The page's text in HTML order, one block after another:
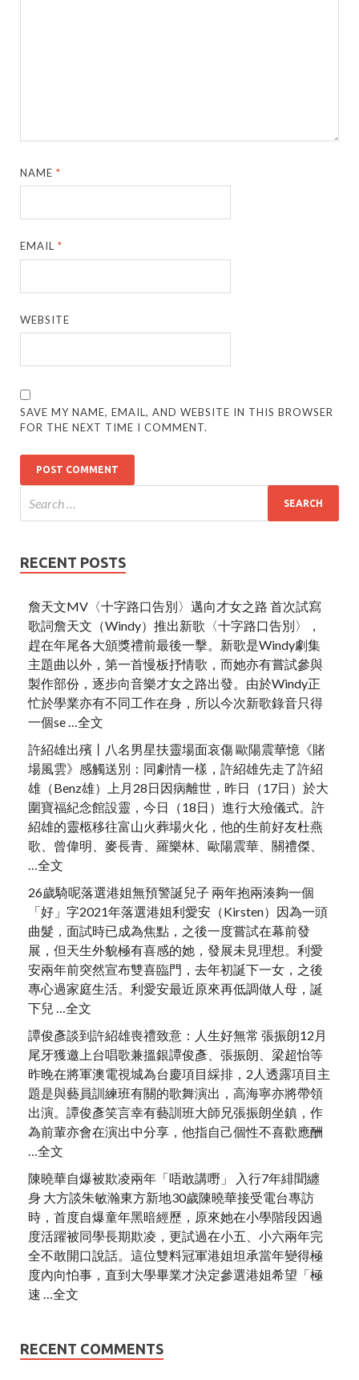
NAME*
EMAIL*
WEBSITE
SAVE MY NAME, EMAIL, AND WEBSITE IN THIS BROWSER
FOR THE NEXT TIME I COMMENT.
RECENT POSTS
詹天文MV〈十字路口告別〉邁向才女之路 首次試寫
歌詞詹天文（Windy）推出新歌〈十字路口告別〉，
趕在年尾各大頒獎禮前最後一擊。新歌是Windy劇集
主題曲以外，第一首慢板抒情歌，而她亦有嘗試參與
製作部份，逐步向音樂才女之路出發。由於Windy正
忙於學業亦有不同工作在身，所以今次新歌錄音只得
一個se …全文
許紹雄出殯丨八名男星扶靈場面哀傷 歐陽震華憶《賭
場風雲》感觸送別：同劇情一樣，許紹雄先走了許紹
雄（Benz雄）上月28日因病離世，昨日（17日）於大
圍寶福紀念館設靈，今日（18日）進行大殮儀式。許
紹雄的靈柩移往富山火葬場火化，他的生前好友杜燕
歌、曾偉明、麥長青、羅樂林、歐陽震華、關禮傑、
…全文
26歲騎呢落選港姐無預警誕兒子 兩年抱兩湊夠一個
「好」字2021年落選港姐利愛安（Kirsten）因為一頭
曲髮，面試時已成為焦點，之後一度嘗試在幕前發
展，但天生外貌極有喜感的她，發展未見理想。利愛
安兩年前突然宣布雙喜臨門，去年初誕下一女，之後
專心過家庭生活。利愛安最近原來再低調做人母，誕
下兒 …全文
譚俊彥談到許紹雄喪禮致意：人生好無常 張振朗12月
尾牙獲邀上台唱歌兼搵銀譚俊彥、張振朗、梁超怡等
昨晚在將軍澳電視城為台慶項目綵排，2人透露項目主
題是與藝員訓練班有關的歌舞演出，高海寧亦將帶領
出演。譚俊彥笑言幸有藝訓班大師兄張振朗坐鎮，作
為前輩亦會在演出中分享，他指自己個性不喜歡應酬
…全文
陳曉華自爆被欺凌兩年「唔敢講嘢」 入行7年緋聞纏
身 大方談朱敏瀚東方新地30歲陳曉華接受電台專訪
時，首度自爆童年黑暗經歷，原來她在小學階段因過
度活躍被同學長期欺凌，更試過在小五、小六兩年完
全不敢開口說話。這位雙料冠軍港姐坦承當年變得極
度內向怕事，直到大學畢業才決定參選港姐希望「極
速 …全文
RECENT COMMENTS